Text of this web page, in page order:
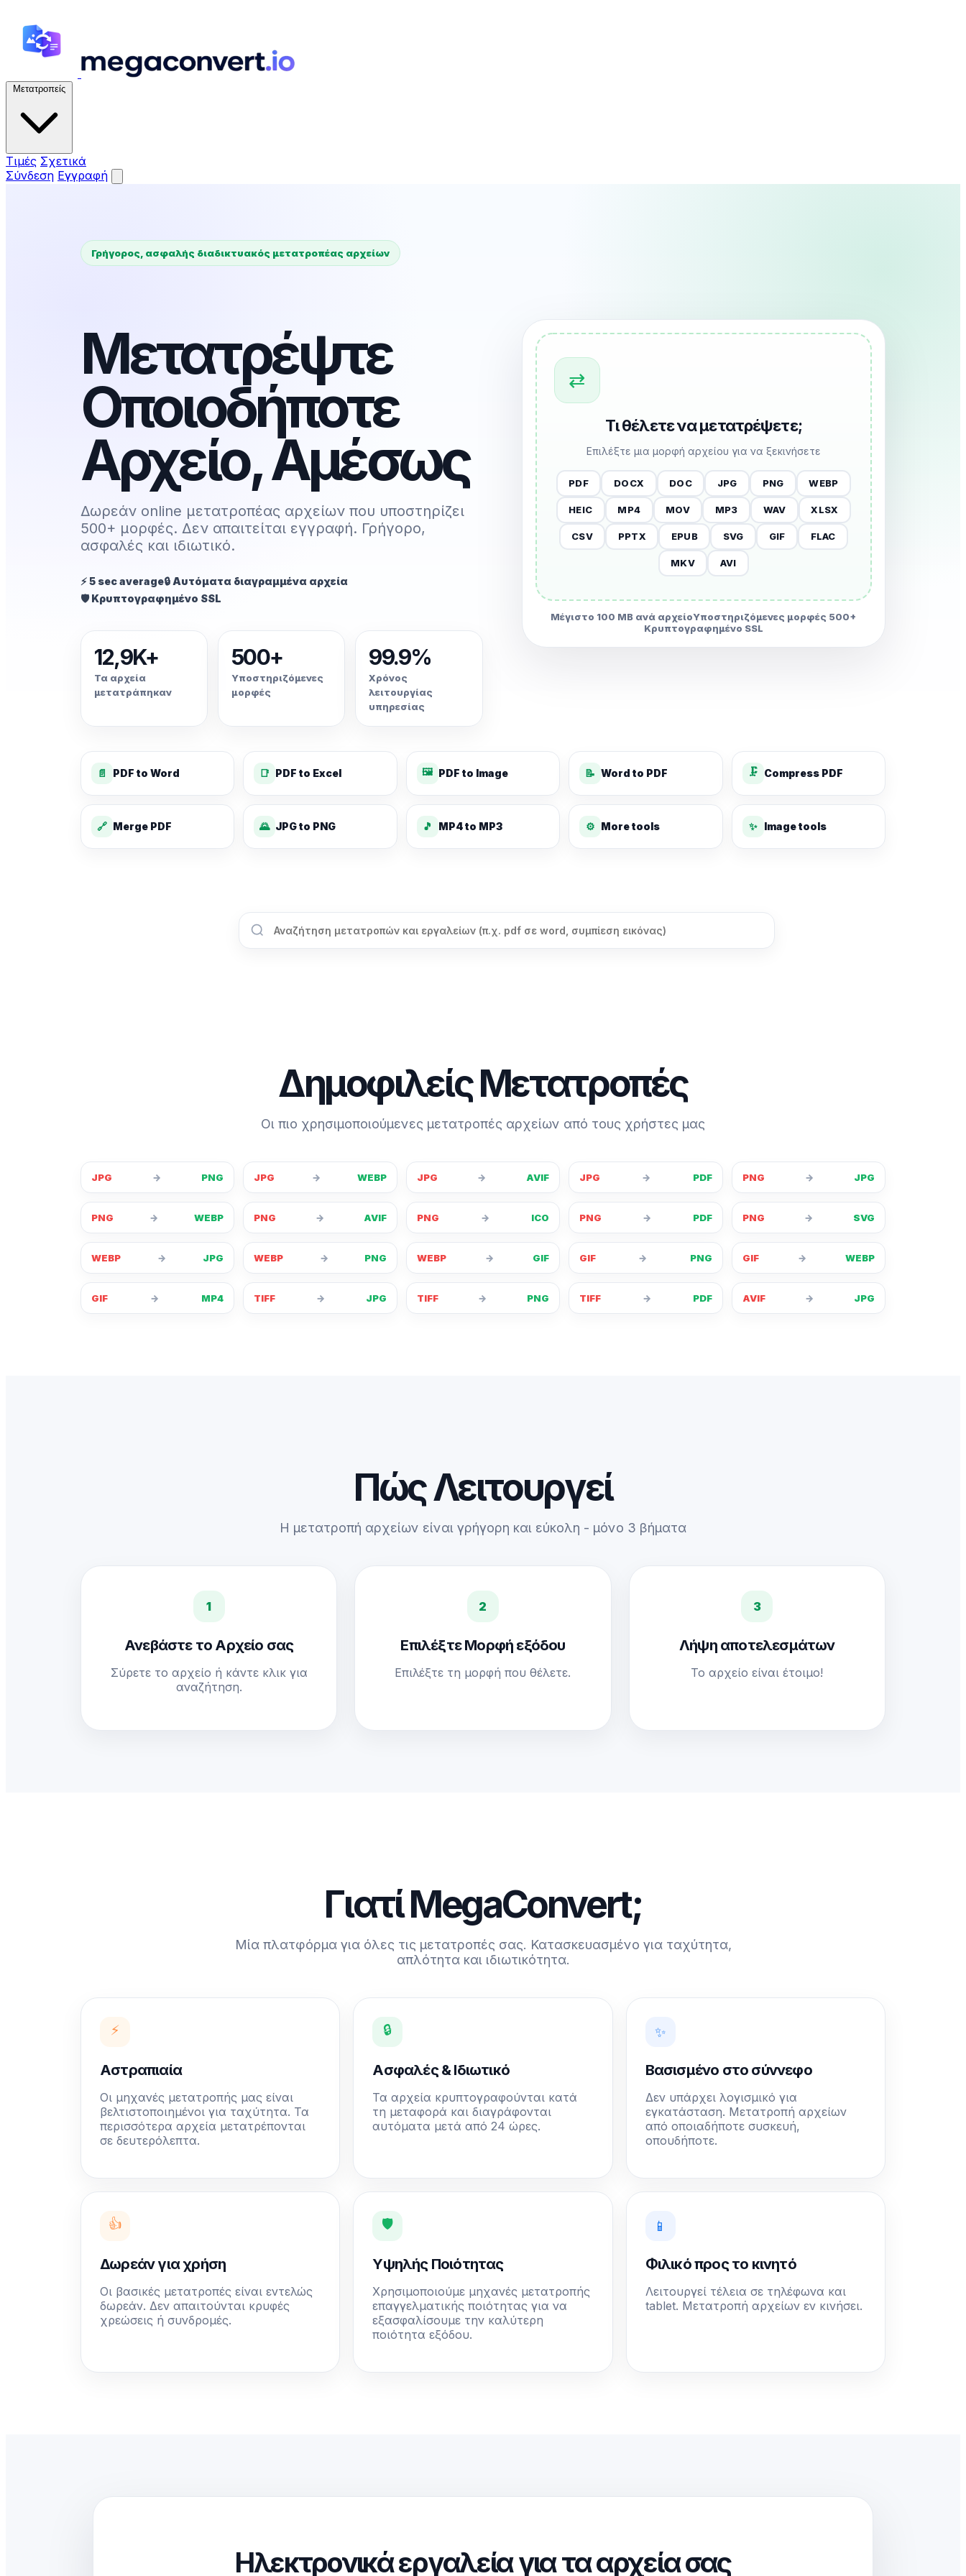
Μετατροπείς
Τιμές Σχετικά
Σύνδεση Εγγραφή
Γρήγορος, ασφαλής διαδικτυακός μετατροπέας αρχείων
Μετατρέψτε
Οποιοδήποτε
Αρχείο, Αμέσως
Δωρεάν online μετατροπέας αρχείων που υποστηρίζει
500+ μορφές. Δεν απαιτείται εγγραφή. Γρήγορο,
ασφαλές και ιδιωτικό.
⚡ 5 sec average🔒 Αυτόματα διαγραμμένα αρχεία
🛡️ Κρυπτογραφημένο SSL
12,9K+
Τα αρχεία
μετατράπηκαν
500+
Υποστηριζόμενες
μορφές
99.9%
Χρόνος
λειτουργίας
υπηρεσίας
⇄
Τι θέλετε να μετατρέψετε;
Επιλέξτε μια μορφή αρχείου για να ξεκινήσετε
PDF DOCX DOC JPG PNG WEBP
HEIC MP4 MOV MP3 WAV XLSX
CSV PPTX EPUB SVG GIF FLAC
MKV AVI
Μέγιστο 100 MB ανά αρχείοΥποστηριζόμενες μορφές 500+
Κρυπτογραφημένο SSL
📄 PDF to Word 📑 PDF to Excel 🖼️ PDF to Image 📝 Word to PDF 🗜️ Compress PDF
🔗 Merge PDF 🌄 JPG to PNG 🎵 MP4 to MP3 ⚙️ More tools ✨ Image tools
Δημοφιλείς Μετατροπές
Οι πιο χρησιμοποιούμενες μετατροπές αρχείων από τους χρήστες μας
JPG → PNG JPG → WEBP JPG → AVIF JPG → PDF PNG → JPG
PNG → WEBP PNG → AVIF PNG → ICO PNG → PDF PNG → SVG
WEBP → JPG WEBP → PNG WEBP → GIF GIF → PNG GIF → WEBP
GIF → MP4 TIFF → JPG TIFF → PNG TIFF → PDF AVIF → JPG
Πώς Λειτουργεί
Η μετατροπή αρχείων είναι γρήγορη και εύκολη - μόνο 3 βήματα
1
Ανεβάστε το Αρχείο σας
Σύρετε το αρχείο ή κάντε κλικ για
αναζήτηση.
2
Επιλέξτε Μορφή εξόδου
Επιλέξτε τη μορφή που θέλετε.
3
Λήψη αποτελεσμάτων
Το αρχείο είναι έτοιμο!
Γιατί MegaConvert;
Μία πλατφόρμα για όλες τις μετατροπές σας. Κατασκευασμένο για ταχύτητα,
απλότητα και ιδιωτικότητα.
⚡
Αστραπιαία
Οι μηχανές μετατροπής μας είναι
βελτιστοποιημένοι για ταχύτητα. Τα
περισσότερα αρχεία μετατρέπονται
σε δευτερόλεπτα.
🔒
Ασφαλές & Ιδιωτικό
Τα αρχεία κρυπτογραφούνται κατά
τη μεταφορά και διαγράφονται
αυτόματα μετά από 24 ώρες.
✨
Βασισμένο στο σύννεφο
Δεν υπάρχει λογισμικό για
εγκατάσταση. Μετατροπή αρχείων
από οποιαδήποτε συσκευή,
οπουδήποτε.
👍
Δωρεάν για χρήση
Οι βασικές μετατροπές είναι εντελώς
δωρεάν. Δεν απαιτούνται κρυφές
χρεώσεις ή συνδρομές.
🛡️
Υψηλής Ποιότητας
Χρησιμοποιούμε μηχανές μετατροπής
επαγγελματικής ποιότητας για να
εξασφαλίσουμε την καλύτερη
ποιότητα εξόδου.
📱
Φιλικό προς το κινητό
Λειτουργεί τέλεια σε τηλέφωνα και
tablet. Μετατροπή αρχείων εν κινήσει.
Ηλεκτρονικά εργαλεία για τα αρχεία σας